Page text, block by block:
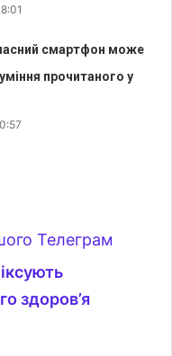
смартфон може
прочитаного у
Телеграм
здоров’я